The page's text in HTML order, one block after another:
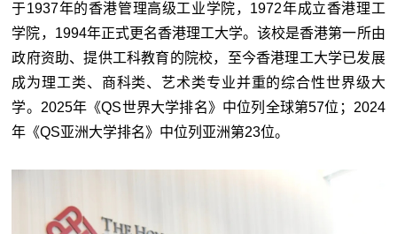
于1937年的香港管理高级工业学院，1972年成立香港理工
学院，1994年正式更名香港理工大学。该校是香港第一所由
政府资助、提供工科教育的院校，至今香港理工大学已发展
成为理工类、商科类、艺术类专业并重的综合性世界级大
学。2025年《QS世界大学排名》中位列全球第57位；2024
年《QS亚洲大学排名》中位列亚洲第23位。